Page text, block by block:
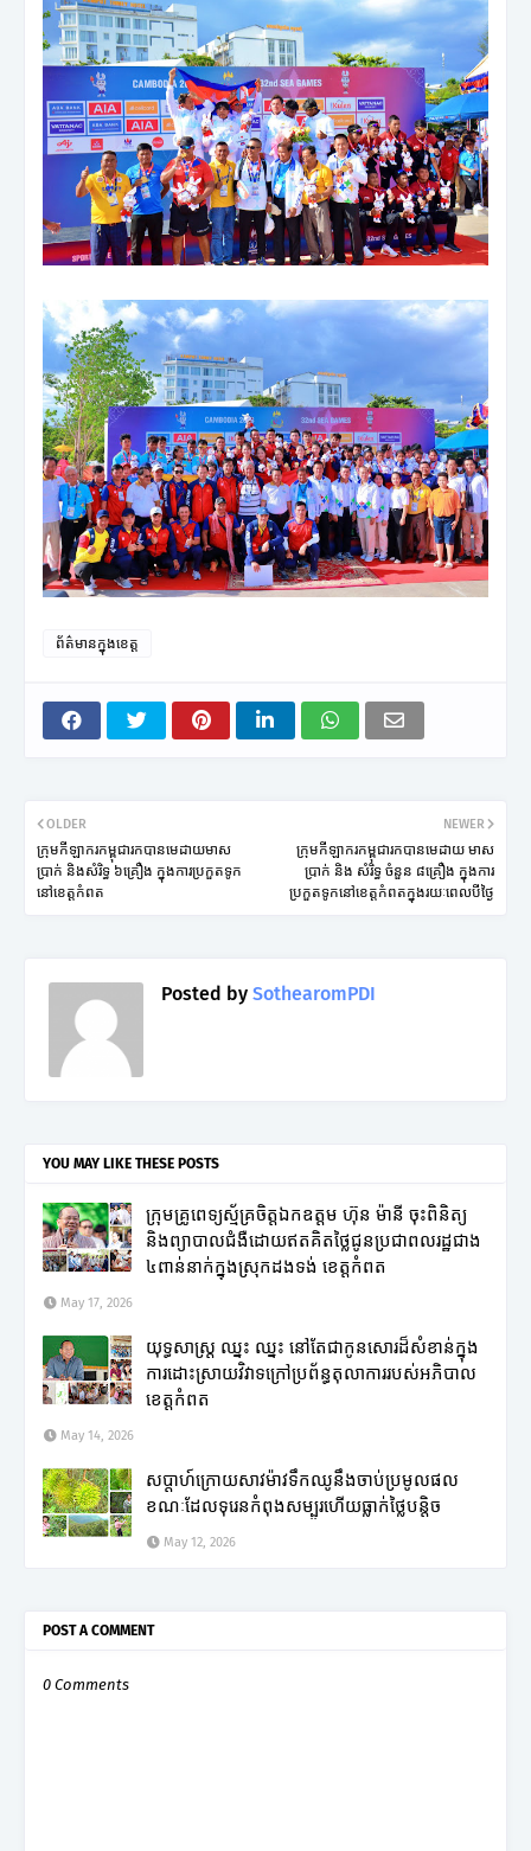
ព័ត៌មានក្នុងខេត្ត
NEWER
ក្រុមកីឡាករកម្ពុជារកបានមេដាយ មាស
ប្រាក់ និង សំរិទ្ធ ចំនួន ៨គ្រឿង ក្នុងការ
ប្រកួតទូកនៅខេត្តកំពតក្នុងរយៈពេលបីថ្ងៃ
OLDER
ក្រុមកីឡាករកម្ពុជារកបានមេដាយមាស
ប្រាក់ និងសំរិទ្ធ ៦គ្រឿង ក្នុងការប្រកួតទូក
នៅខេត្តកំពត
Posted by SothearomPDI
YOU MAY LIKE THESE POSTS
ក្រុមគ្រូពេទ្យស្ម័គ្រចិត្តឯកឧត្តម ហ៊ុន ម៉ានី ចុះពិនិត្យ
និងព្យាបាលជំងឺដោយឥតគិតថ្លៃជូនប្រជាពលរដ្ឋជាង
៤ពាន់នាក់ក្នុងស្រុកដងទង់ ខេត្តកំពត
May 17, 2026
យុទ្ធសាស្ត្រ ឈ្នះ ឈ្នះ នៅតែជាកូនសោរដ៏សំខាន់ក្នុង
ការដោះស្រាយវិវាទក្រៅប្រព័ន្ធតុលាការរបស់អភិបាល
ខេត្តកំពត
May 14, 2026
សប្តាហ៍ក្រោយសាវម៉ាវទឹកឈូនឹងចាប់ប្រមូលផល
ខណៈដែលទុរេនកំពុងសម្បូរហើយធ្លាក់ថ្លៃបន្តិច
May 12, 2026
POST A COMMENT
0 Comments